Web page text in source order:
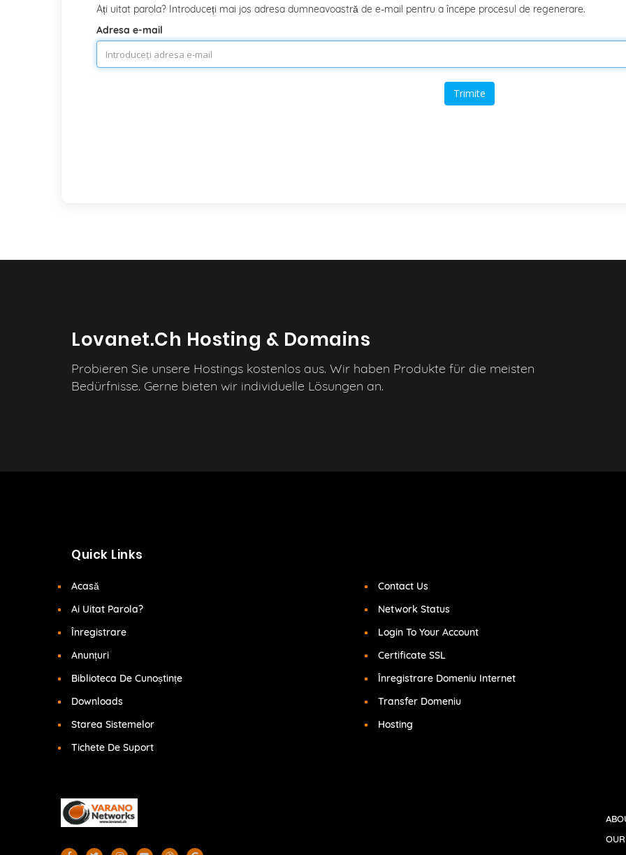
Ați uitat parola? Introduceți mai jos adresa dumneavoastră de e-mail pentru a începe procesul de regenerare.
Adresa e-mail
Trimite
Lovanet.ch Hosting & Domains
Probieren Sie unsere Hostings kostenlos aus. Wir haben Produkte für die meisten
Bedürfnisse. Gerne bieten wir individuelle Lösungen an.
Quick Links
Acasă
Ai Uitat Parola?
Înregistrare
Anunțuri
Biblioteca De Cunoștințe
Downloads
Starea Sistemelor
Tichete De Suport
Contact Us
Network Status
Login To Your Account
Certificate SSL
Înregistrare Domeniu Internet
Transfer Domeniu
Hosting